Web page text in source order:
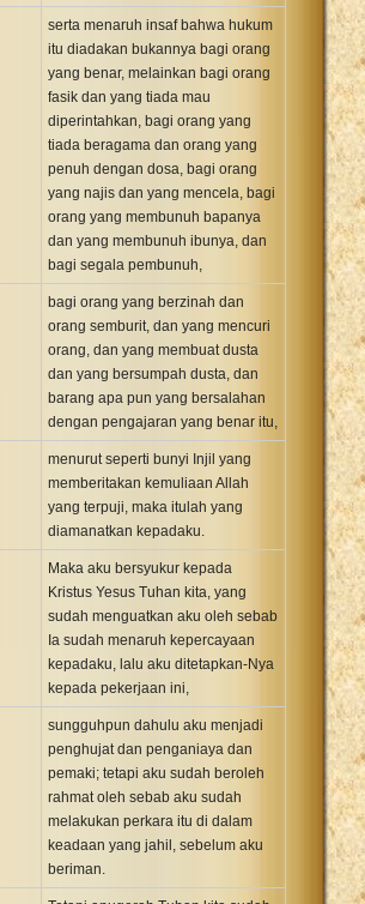
serta menaruh insaf bahwa hukum
itu diadakan bukannya bagi orang
yang benar, melainkan bagi orang
fasik dan yang tiada mau
diperintahkan, bagi orang yang
tiada beragama dan orang yang
penuh dengan dosa, bagi orang
yang najis dan yang mencela, bagi
orang yang membunuh bapanya
dan yang membunuh ibunya, dan
bagi segala pembunuh,
bagi orang yang berzinah dan
orang semburit, dan yang mencuri
orang, dan yang membuat dusta
dan yang bersumpah dusta, dan
barang apa pun yang bersalahan
dengan pengajaran yang benar itu,
menurut seperti bunyi Injil yang
memberitakan kemuliaan Allah
yang terpuji, maka itulah yang
diamanatkan kepadaku.
Maka aku bersyukur kepada
Kristus Yesus Tuhan kita, yang
sudah menguatkan aku oleh sebab
Ia sudah menaruh kepercayaan
kepadaku, lalu aku ditetapkan-Nya
kepada pekerjaan ini,
sungguhpun dahulu aku menjadi
penghujat dan penganiaya dan
pemaki; tetapi aku sudah beroleh
rahmat oleh sebab aku sudah
melakukan perkara itu di dalam
keadaan yang jahil, sebelum aku
beriman.